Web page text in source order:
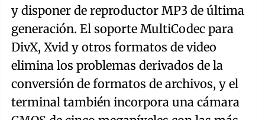
y disponer de reproductor MP3 de última
generación. El soporte MultiCodec para
DivX, Xvid y otros formatos de video
elimina los problemas derivados de la
conversión de formatos de archivos, y el
terminal también incorpora una cámara